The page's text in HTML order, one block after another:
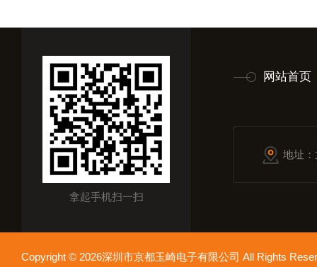
拿起手机扫一扫
网站首页
地址
Copyright © 2026深圳市京都玉崎电子有限公司 All Rights